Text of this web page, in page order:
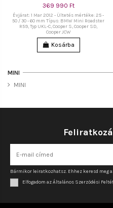
369 990 Ft
Évjárat: 1 Mar 2012 - Ültetés mértéke: 25 -
50 / 30 - 60 mm Típus: BMW Mini Roadster
R59, Typ UKL-C, Cooper S, Cooper SD,
Cooper JCW
Kosárba
MINI
MINI
Bármikor leiratkozhatsz. Ehhez keresd meg
Elfogadom az Általános Szerződési